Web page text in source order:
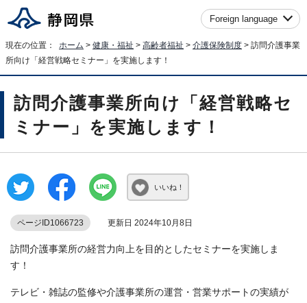
Foreign language
現在の位置： ホーム > 健康・福祉 > 高齢者福祉 > 介護保険制度 > 訪問介護事業
所向け「経営戦略セミナー」を実施します！
訪問介護事業所向け「経営戦略セ
ミナー」を実施します！
いいね！
ページID1066723 更新日 2024年10月8日
訪問介護事業所の経営力向上を目的としたセミナーを実施しま
す！
テレビ・雑誌の監修や介護事業所の運営・営業サポートの実績が